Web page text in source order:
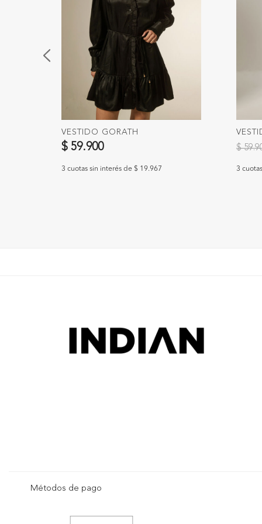
VESTIDO GORATH
$ 59.900
3 cuotas sin interés de $ 19.967
$
3
Métodos de pago